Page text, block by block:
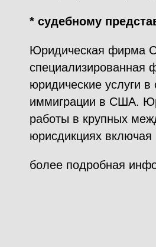
* судебному
Юридическая фирма
специализированная
юридические услуги
иммиграции в США.
работы в крупных
юрисдикциях
более подробная